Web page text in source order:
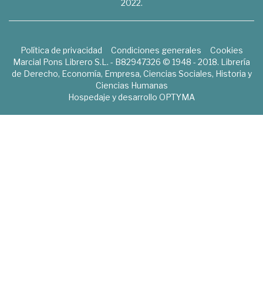
2022.
Política de privacidad Condiciones generales
Cookies
Marcial Pons Librero S.L. - B82947326 © 1948 - 2018. Librería
de Derecho, Economía, Empresa, Ciencias Sociales, Historia y
Ciencias Humanas
Hospedaje y desarrollo OPTYMA